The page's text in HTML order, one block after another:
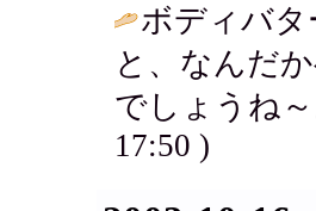
ボディバ
と、なんだ
でしょうね
17:50 )